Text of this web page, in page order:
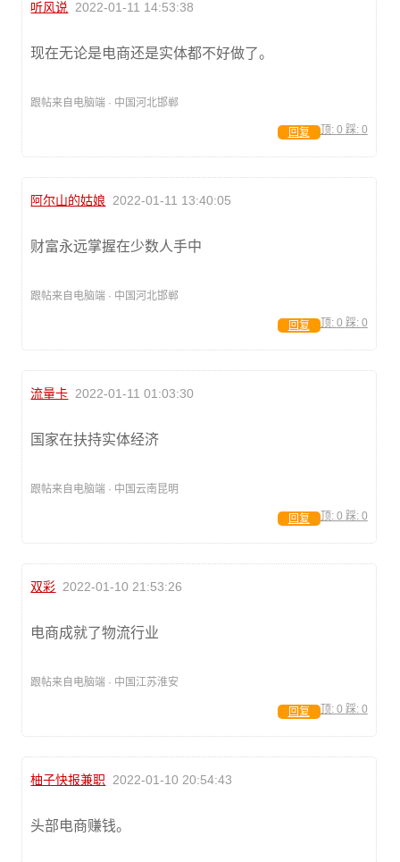
听风说 2022-01-11 14:53:38
现在无论是电商还是实体都不好做了。
跟帖来自电脑端 · 中国河北邯郸
顶: 0 踩: 0
回复
阿尔山的姑娘 2022-01-11 13:40:05
财富永远掌握在少数人手中
跟帖来自电脑端 · 中国河北邯郸
顶: 0 踩: 0
回复
流量卡 2022-01-11 01:03:30
国家在扶持实体经济
跟帖来自电脑端 · 中国云南昆明
顶: 0 踩: 0
回复
双彩 2022-01-10 21:53:26
电商成就了物流行业
跟帖来自电脑端 · 中国江苏淮安
顶: 0 踩: 0
回复
柚子快报兼职 2022-01-10 20:54:43
头部电商赚钱。